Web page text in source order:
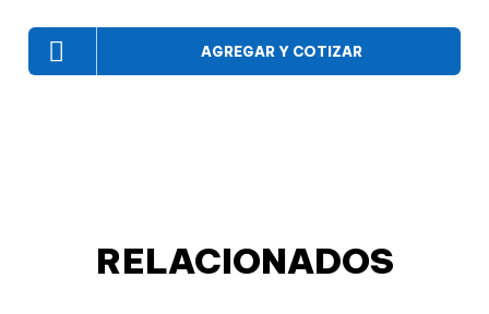
AGREGAR Y COTIZAR
RELACIONADOS